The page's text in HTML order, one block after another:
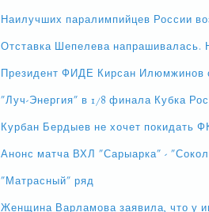
Наилучших паралимпийцев России
Отставка Шепелева напрашивалась.
Президент ФИДЕ Кирсан Илюмжинов
"Луч-Энергия" в 1/8 финала Кубка
Курбан Бердыев не хочет покидать
Анонс матча ВХЛ "Сарыарка" -
"Матрасный" ряд
Женщина Варламова заявила, что у